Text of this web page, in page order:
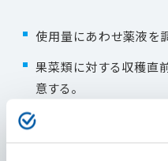
使用量にあわせ薬液を
果菜類に対する収穫直
意する。
ボルドー液等アルカリ